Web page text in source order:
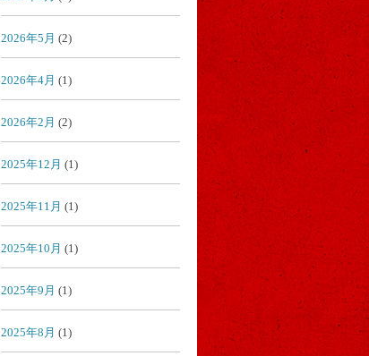
2026年5月 (2)
2026年4月 (1)
2026年2月 (2)
2025年12月 (1)
2025年11月 (1)
2025年10月 (1)
2025年9月 (1)
2025年8月 (1)